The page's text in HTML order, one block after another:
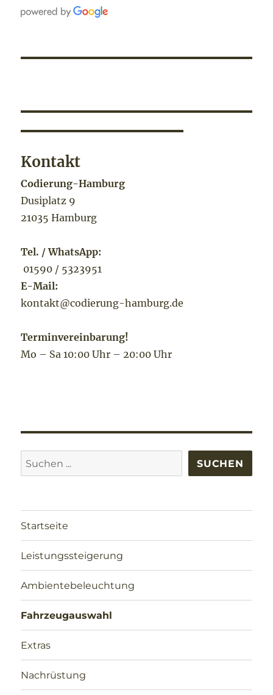
Kontakt
Codierung-Hamburg
Dusiplatz 9
21035 Hamburg
Tel. / WhatsApp:
01590 / 5323951
E-Mail:
kontakt@codierung-hamburg.de
Terminvereinbarung!
Mo – Sa 10:00 Uhr – 20:00 Uhr
Suchen SUCHEN
Startseite
Leistungssteigerung
Ambientebeleuchtung
Fahrzeugauswahl
Extras
Nachrüstung